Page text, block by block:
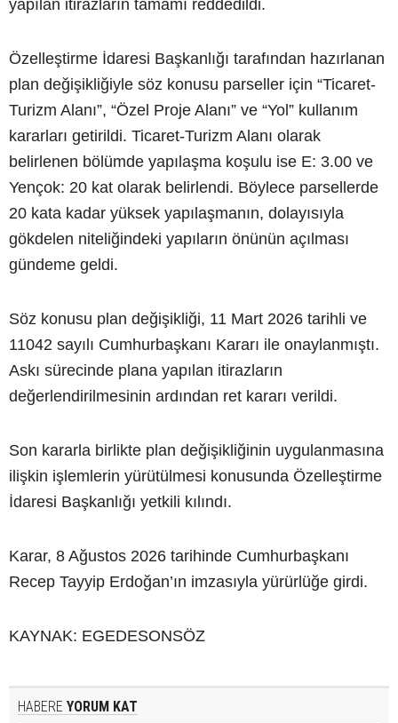
yapılan itirazların tamamı reddedildi.
Özelleştirme İdaresi Başkanlığı tarafından hazırlanan
plan değişikliğiyle söz konusu parseller için “Ticaret-
Turizm Alanı”, “Özel Proje Alanı” ve “Yol” kullanım
kararları getirildi. Ticaret-Turizm Alanı olarak
belirlenen bölümde yapılaşma koşulu ise E: 3.00 ve
Yençok: 20 kat olarak belirlendi. Böylece parsellerde
20 kata kadar yüksek yapılaşmanın, dolayısıyla
gökdelen niteliğindeki yapıların önünün açılması
gündeme geldi.
Söz konusu plan değişikliği, 11 Mart 2026 tarihli ve
11042 sayılı Cumhurbaşkanı Kararı ile onaylanmıştı.
Askı sürecinde plana yapılan itirazların
değerlendirilmesinin ardından ret kararı verildi.
Son kararla birlikte plan değişikliğinin uygulanmasına
ilişkin işlemlerin yürütülmesi konusunda Özelleştirme
İdaresi Başkanlığı yetkili kılındı.
Karar, 8 Ağustos 2026 tarihinde Cumhurbaşkanı
Recep Tayyip Erdoğan’ın imzasıyla yürürlüğe girdi.
KAYNAK: EGEDESONSÖZ
HABERE YORUM KAT